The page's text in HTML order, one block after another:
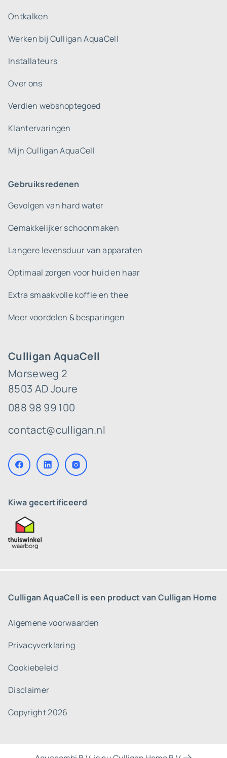
Culligan AquaCell
Morseweg 2
8503 AD Joure
088 98 99 100
contact@culligan.nl
Kiwa gecertificeerd
Ontkalken
Werken bij Culligan AquaCell
Installateurs
Over ons
Verdien webshoptegoed
Klantervaringen
Mijn Culligan AquaCell
Gebruiksredenen
Gevolgen van hard water
Gemakkelijker schoonmaken
Langere levensduur van apparaten
Optimaal zorgen voor huid en haar
Extra smaakvolle koffie en thee
Meer voordelen & besparingen
Culligan AquaCell is een product van Culligan Home
Algemene voorwaarden
Privacyverklaring
Cookiebeleid
Disclaimer
Copyright 2026